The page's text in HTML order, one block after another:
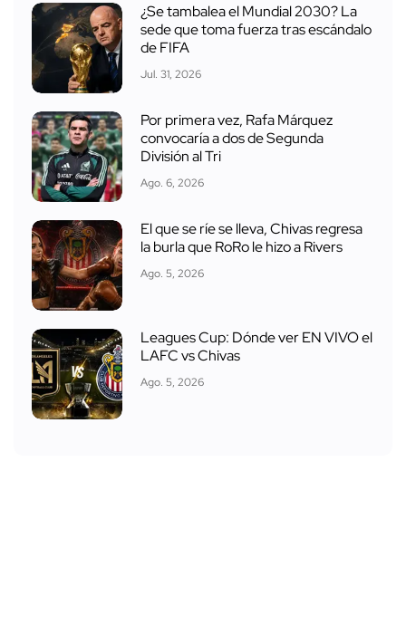
¿Se tambalea el Mundial 2030? La
sede que toma fuerza tras escándalo
de FIFA
Jul. 31, 2026
Por primera vez, Rafa Márquez
convocaría a dos de Segunda
División al Tri
Ago. 6, 2026
El que se ríe se lleva, Chivas regresa
la burla que RoRo le hizo a Rivers
Ago. 5, 2026
Leagues Cup: Dónde ver EN VIVO el
LAFC vs Chivas
Ago. 5, 2026